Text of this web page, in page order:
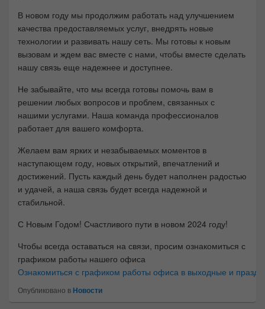
В новом году мы продолжим работать над улучшением
качества предоставляемых услуг, внедрять новые
технологии и развивать нашу сеть. Мы готовы к новым
вызовам и ждем вас вместе с нами, чтобы вместе сделать
нашу связь еще надежнее и доступнее.
Не забывайте, что мы всегда готовы помочь вам в
решении любых вопросов и проблем, связанных с
нашими услугами. Наша команда профессионалов
работает для вашего комфорта.
Желаем вам ярких и незабываемых моментов в
наступающем году, новых открытий, впечатлений и
достижений. Пусть каждый день будет наполнен радостью
и удачей, а наша связь будет всегда надежной и
стабильной.
С Новым Годом! Счастливого пути в новом 2024 году!
Чтобы всегда оставаться на связи, просим ознакомиться с
графиком работы нашего офиса
Ознакомиться с графиком работы офиса в выходные и
Опубликовано в Новости